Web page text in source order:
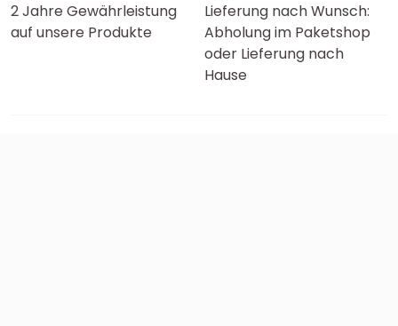
2 Jahre Gewährleistung
auf unsere Produkte
Lieferung nach Wunsch:
Abholung im Paketshop
oder Lieferung nach
Hause